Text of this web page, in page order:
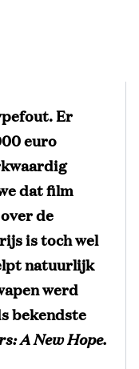
Er
euro
dat film
de
is toch wel
natuurlijk
werd
bekendste
A New Hope.